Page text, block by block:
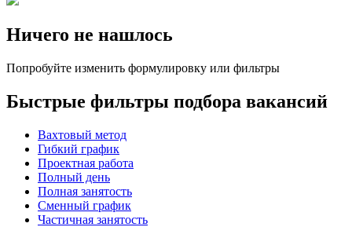
Ничего не нашлось
Попробуйте изменить формулировку или фильтры
Быстрые фильтры подбора вакансий
Вахтовый метод
Гибкий график
Проектная работа
Полный день
Полная занятость
Сменный график
Частичная занятость